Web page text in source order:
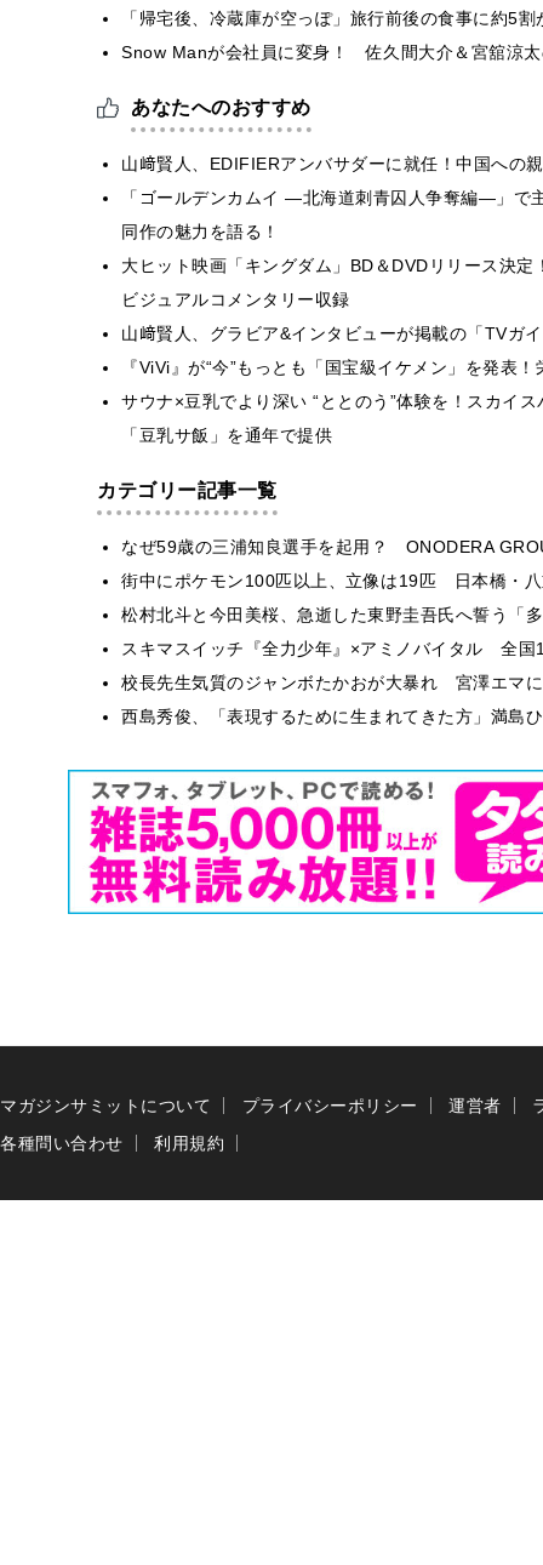
「帰宅後、冷蔵庫が空っぽ」旅行前後の食事に約5
Snow Manが会社員に変身！ 佐久間大介＆宮舘涼
あなたへのおすすめ
山﨑賢人、EDIFIERアンバサダーに就任！中国への
「ゴールデンカムイ ―北海道刺青囚人争奪編―」で
同作の魅力を語る！
大ヒット映画「キングダム」BD＆DVDリリース決
ビジュアルコメンタリー収録
山﨑賢人、グラビア&インタビューが掲載の「TVガ
『ViVi』が“今”もっとも「国宝級イケメン」を発表
サウナ×豆乳でより深い “ととのう”体験を！スカイ
「豆乳サ飯」を通年で提供
カテゴリー記事一覧
なぜ59歳の三浦知良選手を起用？ ONODERA
街中にポケモン100匹以上、立像は19匹 日本橋・
松村北斗と今田美桜、急逝した東野圭吾氏へ誓う「
スキマスイッチ『全力少年』×アミノバイタル 全国
校長先生気質のジャンボたかおが大暴れ 宮澤エマ
西島秀俊、「表現するために生まれてきた方」満島
マガジンサミットについて プライバシーポリシー 運営者
各種問い合わせ
利用規約